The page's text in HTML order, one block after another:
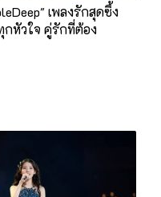
เพลงรักสุดซึ้ง
กหัวใจ คู่รักที่ต้อง